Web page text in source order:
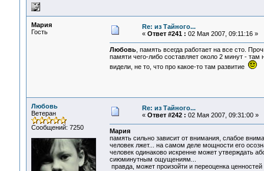
Мария
Гость
Re: из Тайного...
« Ответ #241 : 02 Мая 2007, 09:11:16 »
Любовь, память всегда работает на все сто.
памяти чего-либо составляет около 2 минут -
видели, не то, что про какое-то там развитие
Любовь
Ветеран
Сообщений: 7250
Re: из Тайного...
« Ответ #242 : 02 Мая 2007, 09:31:00 »
Мария
память сильно зависит от внимания, слабое
человек лжет... на самом деле мощности его
человек одинаково искренне может утверждать
сиюминутным ощущениям...
правда, может произойти и переоценка